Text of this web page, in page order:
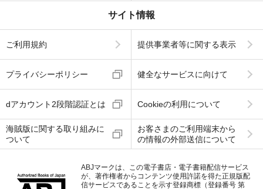
サイト情報
ご利用規約 提供事業者等に関する表示
プライバシーポリシー 健全なサービスに向けて
dアカウント2段階認証とは Cookieの利用について
海賊版に関する取り組みに
ついて
お客さまのご利用端末から
の情報の外部送信について
ABJマークは、この電子書店・電子書籍配信サービス
が、著作権者からコンテンツ使用許諾を得た正規版配
信サービスであることを示す登録商標（登録番号 第